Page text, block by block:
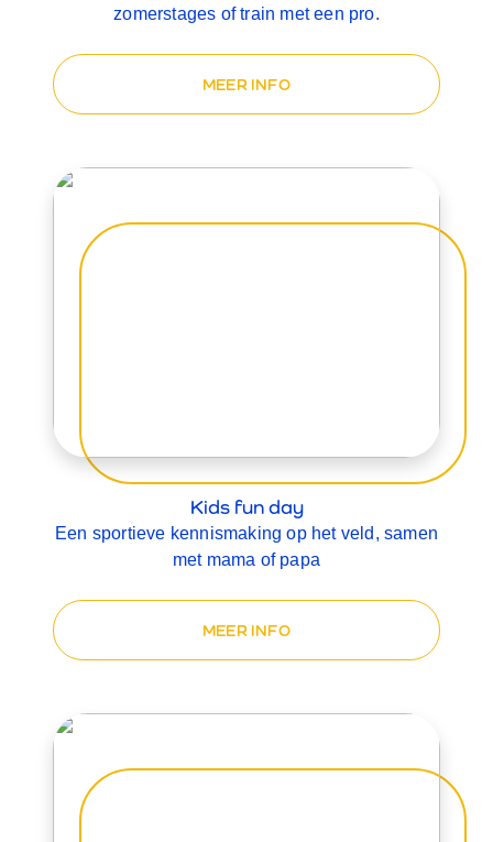
zomerstages of train met een pro.
MEER INFO
Kids fun day
Een sportieve kennismaking op het veld, samen
met mama of papa
MEER INFO